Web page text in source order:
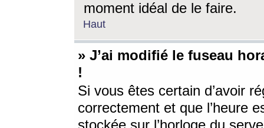
moment idéal de le faire.
Haut
» J’ai modifié le fuseau
!
Si vous êtes certain d’avoir
correctement et que l’heure